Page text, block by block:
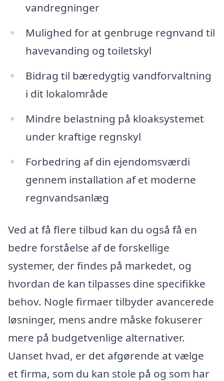
vandregninger
Mulighed for at genbruge regnvand til
havevanding og toiletskyl
Bidrag til bæredygtig vandforvaltning
i dit lokalområde
Mindre belastning på kloaksystemet
under kraftige regnskyl
Forbedring af din ejendomsværdi
gennem installation af et moderne
regnvandsanlæg
Ved at få flere tilbud kan du også få en
bedre forståelse af de forskellige
systemer, der findes på markedet, og
hvordan de kan tilpasses dine specifikke
behov. Nogle firmaer tilbyder avancerede
løsninger, mens andre måske fokuserer
mere på budgetvenlige alternativer.
Uanset hvad, er det afgørende at vælge
et firma, som du kan stole på og som har